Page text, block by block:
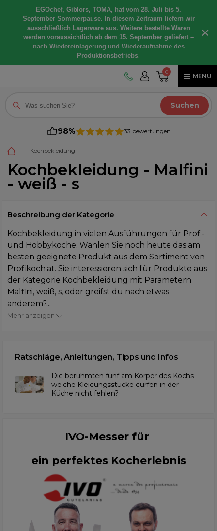
EGOchef, Giblors, TOMA, hat vom 28. Juli bis 5.
September Sommerpause. In diesem Zeitraum liefern wir
ausschließlich Lagerware aus. Weitere bestellte Waren
werden voraussichtlich ab dem 15. September geliefert –
nach Wiedereinlagerung und Wiederaufnahme des
Produktionsbetriebs.
×
0
MENU
Suchen
98% 33 bewertungen
Kochbekleidung
Kochbekleidung - Malfini
- weiß - s
Beschreibung der Kategorie
Kochbekleidung in vielen Ausführungen für Profi-
und Hobbyköche. Wählen Sie noch heute das am
besten geeignete Produkt aus dem Sortiment von
Profikoch.at. Sie interessieren sich für Produkte aus
der Kategorie Kochbekleidung mit Parametern
Malfini, weiß, s, oder greifst du nach etwas
anderem?...
Mehr anzeigen
Ratschläge, Anleitungen, Tipps und Infos
Die berühmten fünf am Körper des Kochs -
welche Kleidungsstücke dürfen in der
Küche nicht fehlen?
IVO-Messer für
ein perfektes Kocherlebnis